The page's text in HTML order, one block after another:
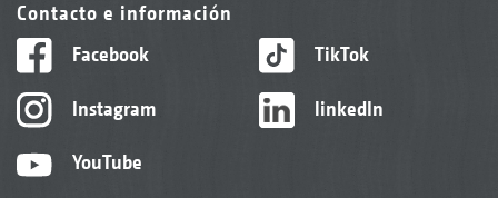
Contacto e información
Facebook
Instagram
YouTube
TikTok
linkedIn